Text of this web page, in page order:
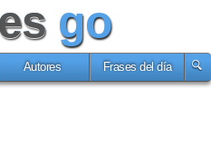
go
Autores Frases del día